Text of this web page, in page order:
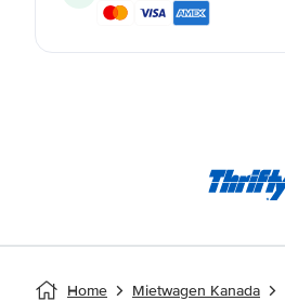
Home Mietwagen Kanada